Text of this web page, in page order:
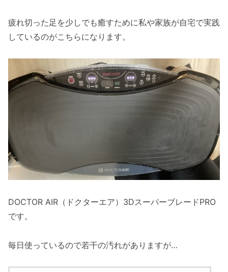
疲れ切った足を少しでも癒すために私や家族が自宅で実践
しているのがこちらになります。
DOCTOR AIR（ドクターエア）3DスーパーブレードPRO
です。
毎日使っているので若干の汚れがありますが…